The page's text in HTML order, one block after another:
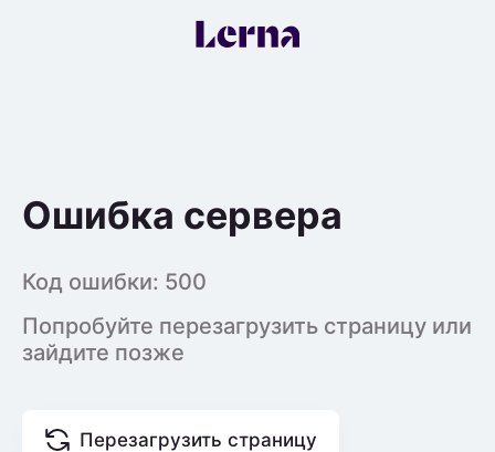
Ошибка сервера
Код ошибки: 500
Попробуйте перезагрузить страницу или
зайдите позже
Перезагрузить страницу